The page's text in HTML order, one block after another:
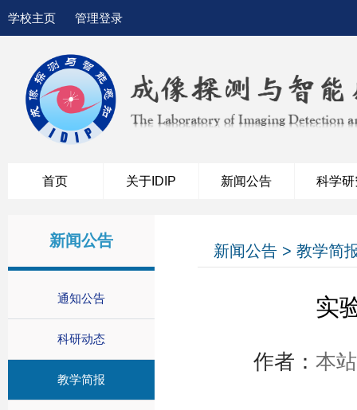
学校主页 管理登录
首页 关于IDIP 新闻公告 科学研
新闻公告
通知公告
科研动态
教学简报
新闻公告 > 教学简
实
作者：本